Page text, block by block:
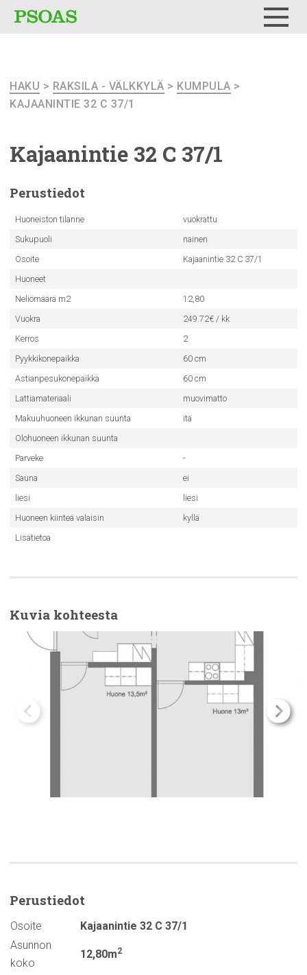
HAKU > RAKSILA - VÄLKKYLÄ > KUMPULA >
KAJAANINTIE 32 C 37/1
Kajaanintie 32 C 37/1
Perustiedot
Huoneiston tilanne
vuokrattu
Sukupuoli
nainen
Osoite
Kajaanintie 32 C 37/1
Huoneet
Neliömäärä m2
12,80
Vuokra
249.72€ / kk
Kerros
2
Pyykkikonepaikka
60 cm
Astianpesukonepaikka
60 cm
Lattiamateriaali
muovimatto
Makuuhuoneen ikkunan suunta
itä
Olohuoneen ikkunan suunta
Parveke
-
Sauna
ei
liesi
liesi
Huoneen kiinteä valaisin
kyllä
Lisätietoa
Kuvia kohteesta
Perustiedot
Osoite
Kajaanintie 32 C 37/1
Asunnon
koko
12,80m2